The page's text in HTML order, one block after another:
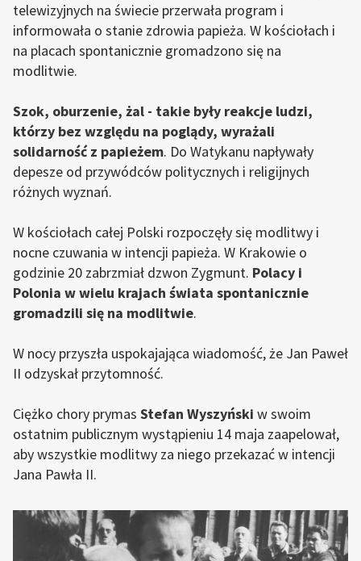
telewizyjnych na świecie przerwała program i
informowała o stanie zdrowia papieża. W kościołach i
na placach spontanicznie gromadzono się na
modlitwie.
Szok, oburzenie, żal - takie były reakcje ludzi,
którzy bez względu na poglądy, wyrażali
solidarność z papieżem. Do Watykanu napływały
depesze od przywódców politycznych i religijnych
różnych wyznań.
W kościołach całej Polski rozpoczęły się modlitwy i
nocne czuwania w intencji papieża. W Krakowie o
godzinie 20 zabrzmiał dzwon Zygmunt. Polacy i
Polonia w wielu krajach świata spontanicznie
gromadzili się na modlitwie.
W nocy przyszła uspokajająca wiadomość, że Jan Paweł
II odzyskał przytomność.
Ciężko chory prymas Stefan Wyszyński w swoim
ostatnim publicznym wystąpieniu 14 maja zaapelował,
aby wszystkie modlitwy za niego przekazać w intencji
Jana Pawła II.